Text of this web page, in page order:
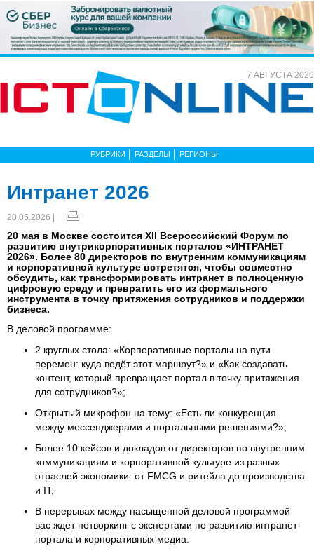
7 АВГУСТА 2026
РУБРИКИ РАЗДЕЛЫ РЕГИОНЫ
Интранет 2026
20.05.2026 |
20 мая в Москве состоится XII Всероссийский Форум по
развитию внутрикорпоративных порталов «ИНТРАНЕТ
2026». Более 80 директоров по внутренним коммуникациям
и корпоративной культуре встретятся, чтобы совместно
обсудить, как трансформировать интранет в полноценную
цифровую среду и превратить его из формального
инструмента в точку притяжения сотрудников и поддержки
бизнеса.
В деловой программе:
2 круглых стола: «Корпоративные порталы на пути
перемен: куда ведёт этот маршрут?» и «Как создавать
контент, который превращает портал в точку притяжения
для сотрудников?»;
Открытый микрофон на тему: «Есть ли конкуренция
между мессенджерами и портальными решениями?»;
Более 10 кейсов и докладов от директоров по внутренним
коммуникациям и корпоративной культуре из разных
отраслей экономики: от FMCG и ритейла до производства
и IT;
В перерывах между насыщенной деловой программой
вас ждет нетворкинг с экспертами по развитию интранет-
портала и корпоративных медиа.